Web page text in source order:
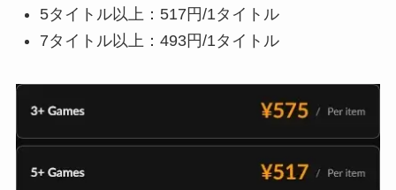
5タイトル以上：517円/1タイトル
7タイトル以上：493円/1タイトル